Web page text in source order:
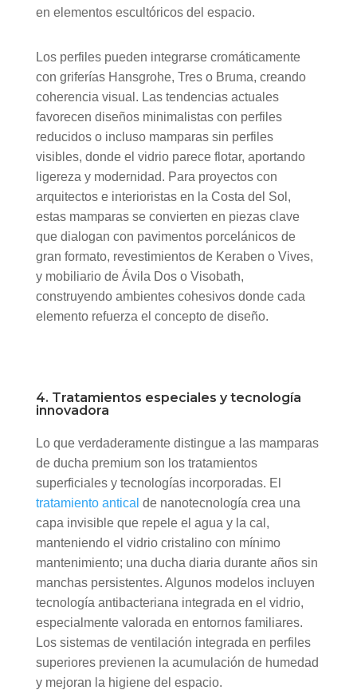
en elementos escultóricos del espacio.
Los perfiles pueden integrarse cromáticamente
con griferías Hansgrohe, Tres o Bruma, creando
coherencia visual. Las tendencias actuales
favorecen diseños minimalistas con perfiles
reducidos o incluso mamparas sin perfiles
visibles, donde el vidrio parece flotar, aportando
ligereza y modernidad. Para proyectos con
arquitectos e interioristas en la Costa del Sol,
estas mamparas se convierten en piezas clave
que dialogan con pavimentos porcelánicos de
gran formato, revestimientos de Keraben o Vives,
y mobiliario de Ávila Dos o Visobath,
construyendo ambientes cohesivos donde cada
elemento refuerza el concepto de diseño.
4. Tratamientos especiales y tecnología
innovadora
Lo que verdaderamente distingue a las mamparas
de ducha premium son los tratamientos
superficiales y tecnologías incorporadas. El
tratamiento antical de nanotecnología crea una
capa invisible que repele el agua y la cal,
manteniendo el vidrio cristalino con mínimo
mantenimiento; una ducha diaria durante años sin
manchas persistentes. Algunos modelos incluyen
tecnología antibacteriana integrada en el vidrio,
especialmente valorada en entornos familiares.
Los sistemas de ventilación integrada en perfiles
superiores previenen la acumulación de humedad
y mejoran la higiene del espacio.